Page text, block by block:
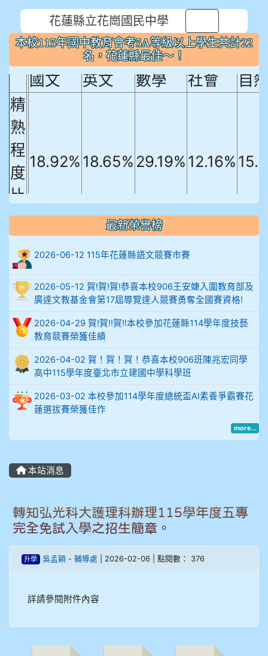
花蓮縣立花崗國民中學
本校115年國中教育會考5A等級以上學生共計22
名，花蓮縣最佳～！
本校115年國中教育會考5A等級以上
學生共計22名，花蓮縣最佳～！
國文
英文 數學 社會
自
精
熟
程
度
比
例
18.92% 18.65% 29.19% 12.16%
906陳兆宏 5A10+ 作文5
912余 嘉 5A10+
914謝佩臻 5A10+
902蘇奕愷
903陳品帆
904彭子庭
905蔣昇和
905周沛蓉
905鄭瑀安
907張晏寧
908彭主豪
909林朝智
最新榮譽榜
2026-06-12 115年花蓮縣語文競賽市賽
2026-05-12 賀!賀!賀!恭喜本校906王安婕入圍教育部及
廣達文教基金會第17屆導覽達人競賽勇奪全國賽資格!
2026-04-29 賀!賀!!賀!!本校參加花蓮縣114學年度技藝
教育競賽榮獲佳績
2026-04-02 賀！賀！賀！恭喜本校906班陳兆宏同學
高中115學年度臺北市立建國中學科學班
2026-03-02 本校參加114學年度總統盃AI素養爭霸賽花
蓮選拔賽榮獲佳作
more...
本站消息
轉知弘光科大護理科辦理115學年度五專
完全免試入學之招生簡章。
升學 吳孟穎- 輔導處 | 2026-02-06 | 點閱數： 376
詳請參閱附件內容